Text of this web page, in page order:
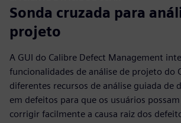
Sonda cruzada para
projeto
A GUI do Calibre Defect Management
funcionalidades de análise de projeto do
diferentes recursos de análise guiada de
em defeitos para que os usuários
corrigir facilmente a causa raiz dos